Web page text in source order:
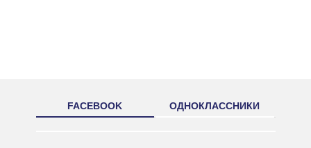
FACEBOOK ОДНОКЛАССНИКИ